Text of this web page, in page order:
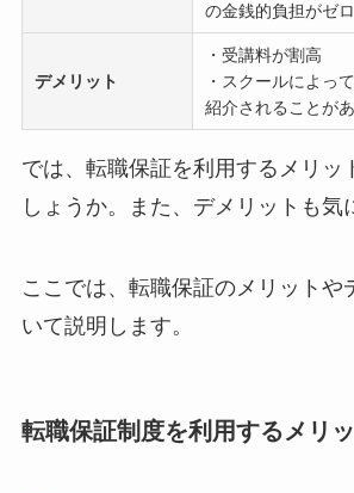
の金銭的負担がゼロ
デメリット
・受講料が割高
・スクールによっ
紹介されることが
では、転職保証を利用するメリッ
しょうか。また、デメリットも気
ここでは、転職保証のメリットや
いて説明します。
転職保証制度を利用するメリ